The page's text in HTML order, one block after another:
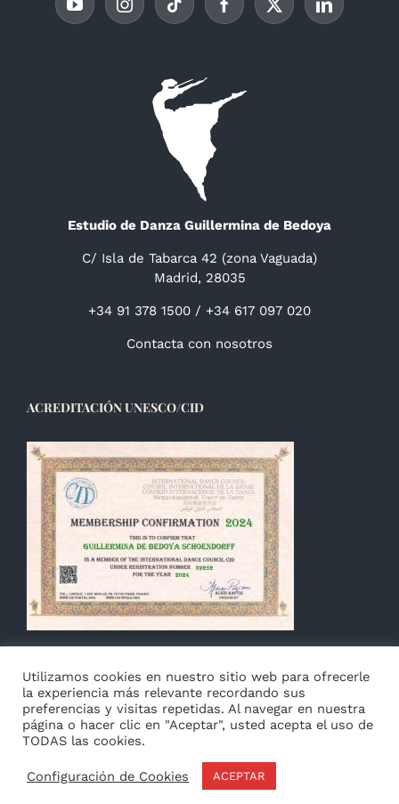
Estudio de Danza Guillermina de Bedoya
C/ Isla de Tabarca 42 (zona Vaguada)
Madrid, 28035
+34 91 378 1500 / +34 617 097 020
Contacta con nosotros
ACREDITACIÓN UNESCO/CID
© Copyright 2014 -
Cookies|Français
Utilizamos cookies en nuestro sitio web para ofrecerle
la experiencia más relevante recordando sus
preferencias y visitas repetidas. Al navegar en nuestra
página o hacer clic en "Aceptar", usted acepta el uso de
TODAS las cookies.
Configuración de Cookies ACEPTAR